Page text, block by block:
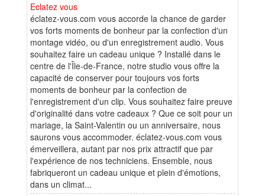
Eclatez vous
éclatez-vous.com vous accorde la chance de garder
vos forts moments de bonheur par la confection d'un
montage vidéo, ou d'un enregistrement audio. Vous
souhaitez faire un cadeau unique ? Installé dans le
centre de l'Île-de-France, notre studio vous offre la
capacité de conserver pour toujours vos forts
moments de bonheur par la confection de
l'enregistrement d'un clip. Vous souhaitez faire preuve
d'originalité dans votre cadeaux ? Que ce soit pour un
mariage, la Saint-Valentin ou un anniversaire, nous
saurons vous accommoder. éclatez-vous.com vous
émerveillera, autant par nos prix attractif que par
l'expérience de nos techniciens. Ensemble, nous
fabriqueront un cadeau unique et plein d'émotions,
dans un climat...